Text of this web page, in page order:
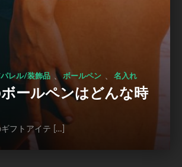
レル/装飾品 、ボールペン 名入れ
ールペンはどんな時
フトアイテ […]